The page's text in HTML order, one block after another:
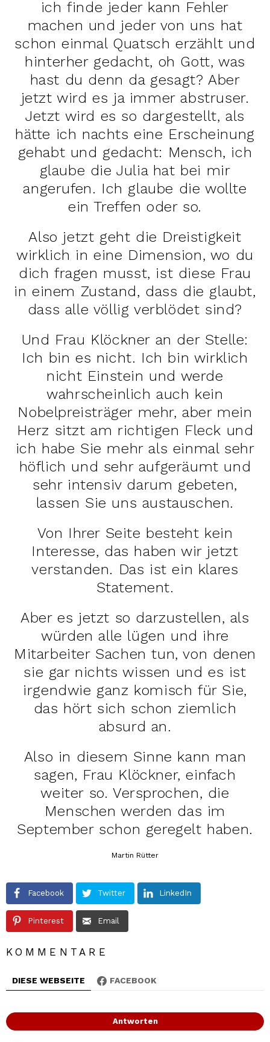
ich finde jeder kann Fehler
machen und jeder von uns hat
schon einmal Quatsch erzählt und
hinterher gedacht, oh Gott, was
hast du denn da gesagt? Aber
jetzt wird es ja immer abstruser.
Jetzt wird es so dargestellt, als
hätte ich nachts eine Erscheinung
gehabt und gedacht: Mensch, ich
glaube die Julia hat bei mir
angerufen. Ich glaube die wollte
ein Treffen oder so.
Also jetzt geht die Dreistigkeit
wirklich in eine Dimension, wo du
dich fragen musst, ist diese Frau
in einem Zustand, dass die glaubt,
dass alle völlig verblödet sind?
Und Frau Klöckner an der Stelle:
Ich bin es nicht. Ich bin wirklich
nicht Einstein und werde
wahrscheinlich auch kein
Nobelpreisträger mehr, aber mein
Herz sitzt am richtigen Fleck und
ich habe Sie mehr als einmal sehr
höflich und sehr aufgeräumt und
sehr intensiv darum gebeten,
lassen Sie uns austauschen.
Von Ihrer Seite besteht kein
Interesse, das haben wir jetzt
verstanden. Das ist ein klares
Statement.
Aber es jetzt so darzustellen, als
würden alle lügen und ihre
Mitarbeiter Sachen tun, von denen
sie gar nichts wissen und es ist
irgendwie ganz komisch für Sie,
das hört sich schon ziemlich
absurd an.
Also in diesem Sinne kann man
sagen, Frau Klöckner, einfach
weiter so. Versprochen, die
Menschen werden das im
September schon geregelt haben.
Martin Rütter
Facebook Twitter LinkedIn
Pinterest Email
KOMMENTARE
DIESE WEBSEITE FACEBOOK
Antworten